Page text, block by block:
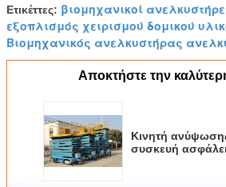
Ετικέττες: βιομηχανικοί
εξοπλισμός χειρισμού δομικού
Βιομηχανικός ανελκυστήρας
Αποκτήστε την
Κινητή
συσκευή